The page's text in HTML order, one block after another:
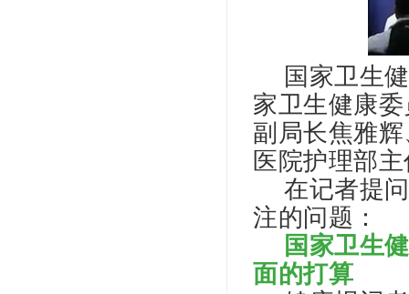
国家卫生
家卫生健康
副局长焦雅
医院护理部
在记者提
注的问题：
国家卫生
面的打算